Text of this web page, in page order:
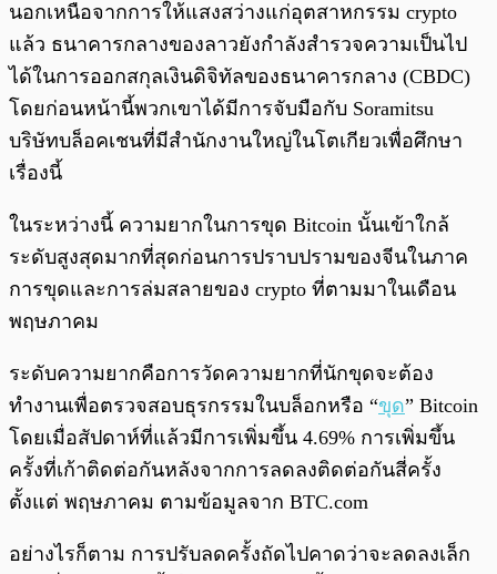
นอกเหนือจากการให้แสงสว่างแก่อุตสาหกรรม crypto
แล้ว ธนาคารกลางของลาวยังกำลังสำรวจความเป็นไป
ได้ในการออกสกุลเงินดิจิทัลของธนาคารกลาง (CBDC)
โดยก่อนหน้านี้พวกเขาได้มีการจับมือกับ Soramitsu
บริษัทบล็อคเชนที่มีสำนักงานใหญ่ในโตเกียวเพื่อศึกษา
เรื่องนี้
ในระหว่างนี้ ความยากในการขุด Bitcoin นั้นเข้าใกล้
ระดับสูงสุดมากที่สุดก่อนการปราบปรามของจีนในภาค
การขุดและการล่มสลายของ crypto ที่ตามมาในเดือน
พฤษภาคม
ระดับความยากคือการวัดความยากที่นักขุดจะต้อง
ทำงานเพื่อตรวจสอบธุรกรรมในบล็อกหรือ “ขุด” Bitcoin
โดยเมื่อสัปดาห์ที่แล้วมีการเพิ่มขึ้น 4.69% การเพิ่มขึ้น
ครั้งที่เก้าติดต่อกันหลังจากการลดลงติดต่อกันสี่ครั้ง
ตั้งแต่ พฤษภาคม ตามข้อมูลจาก BTC.com
อย่างไรก็ตาม การปรับลดครั้งถัดไปคาดว่าจะลดลงเล็ก